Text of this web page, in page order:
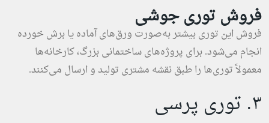
فروش توری جوشی
فروش این توری بیشتر به‌صورت ورق‌های آماده یا برش خورده
انجام می‌شود. برای پروژه‌های ساختمانی بزرگ، کارخانه‌ها
معمولاً توری‌ها را طبق نقشه مشتری تولید و ارسال می‌کنند.
۳. توری پرسی